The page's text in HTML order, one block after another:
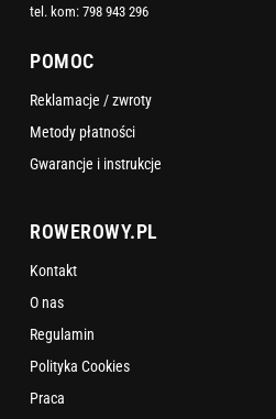
tel. kom: 798 943 296
POMOC
Reklamacje / zwroty
Metody płatności
Gwarancje i instrukcje
ROWEROWY.PL
Kontakt
O nas
Regulamin
Polityka Cookies
Praca